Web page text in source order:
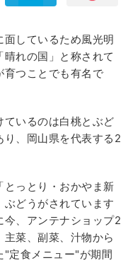
しているため風光明
れの国」と称されて
育つことでも有名で
いるのは白桃とぶど
り、岡山県を代表する2
っとり・おかやま新
どうがされています
、アンテナショップ2
菜、副菜、汁物から
"定食メニュー"が期間